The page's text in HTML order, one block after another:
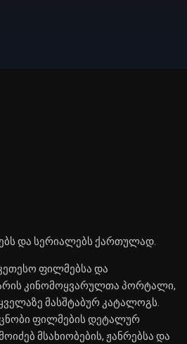
და სერიალებს ქართულად.
ფილმებსა და
არის კინომოყვარულთა პორტალი,
მასშტაბურ კატალოგს.
ფილმების დეტალურ
მსახიობების, ჟანრებსა და